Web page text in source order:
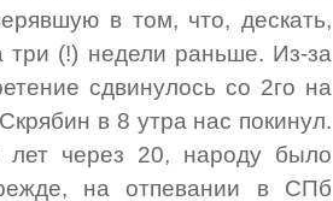
в том, что, дескать,
(!) недели раньше. Из-за
сдвинулось со 2го на
в 8 утра нас покинул.
лет через 20, народу было
на отпевании в СПб